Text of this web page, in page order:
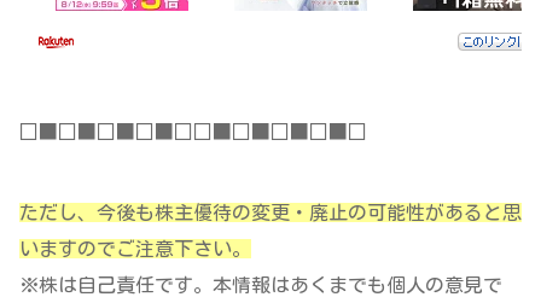
ただし、今後も株主優待の変更・廃止の可能性があると思
いますのでご注意下さい。
※株は自己責任です。本情報はあくまでも個人の意見で